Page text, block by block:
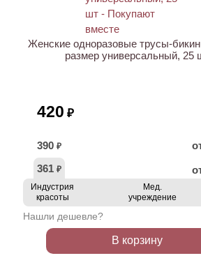
Женские одноразовые трусы-
размер универсальный, 25
420 ₽
390 ₽
361 ₽
Индустрия
красоты
Мед.
учреждение
Нашли дешевле?
В корзину